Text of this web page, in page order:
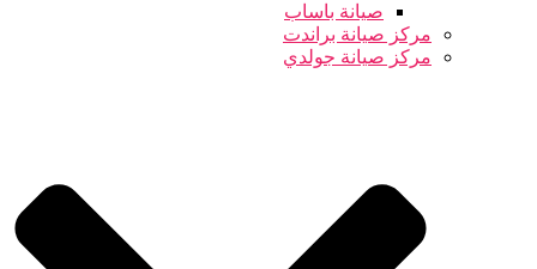
صيانة باساب
مركز صيانة براندت
مركز صيانة جولدي